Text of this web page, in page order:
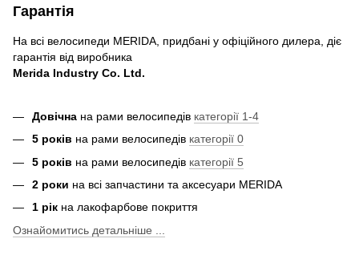
Гарантія
На всі велосипеди MERIDA, придбані у офіційного дилера, діє
гарантія від виробника
Merida Industry Co. Ltd.
Довічна на рами велосипедів категорії 1-4
5 років на рами велосипедів категорії 0
5 років на рами велосипедів категорії 5
2 роки на всі запчастини та аксесуари MERIDA
1 рік на лакофарбове покриття
Ознайомитись детальніше ...